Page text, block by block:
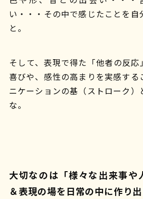
い・・・その中で感じたことを自
と。
そして、表現で得た「他者の反応
喜びや、感性の高まりを実感する
ニケーションの基（ストローク）
な。
大切なのは「様々な出来事や
＆表現の場を日常の中に作り出